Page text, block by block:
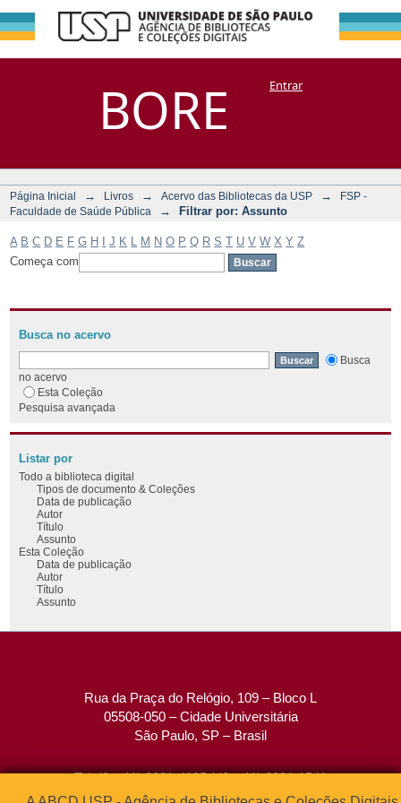
BORE
Filtrar por:
Assunto
DSpace/Manakin + CoriscoEntrar
Página Inicial → Livros → Acervo das Bibliotecas da USP →
FSP -
Faculdade de Saúde Pública
→ Filtrar por: Assunto
A B C D E F G H J K M N O P Q R S T U V W X Y Z
Começa com
Busca no acervo
Busca
no acervo
Esta Coleção
Pesquisa avançada
Listar por
Todo a biblioteca digital
Tipos de documento & Coleções
Data de publicação
Autor
Título
Assunto
Esta Coleção
Data de publicação
Autor
Título
Assunto
Rua da Praça do Relógio, 109 – Bloco L
05508-050 – Cidade Universitária
São Paulo, SP – Brasil
Tel: (0xx11) 3091-4195 / (0xx11) 3091-1541
Fax: (0xx11) 3091-1567